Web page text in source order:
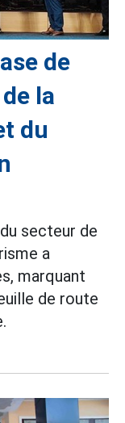
de
la
du
secteur de
a
marquant
de route